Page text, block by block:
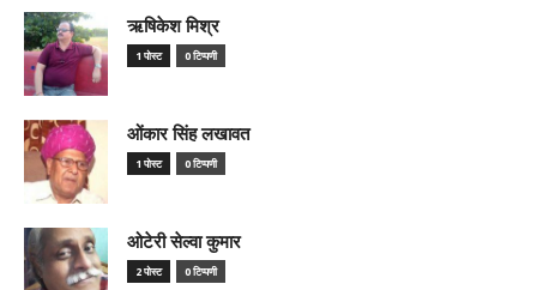
ऋषिकेश मिश्र
1 पोस्ट 0 टिप्पणी
ओंकार सिंह लखावत
1 पोस्ट 0 टिप्पणी
ओटेरी सेल्वा कुमार
2 पोस्ट 0 टिप्पणी